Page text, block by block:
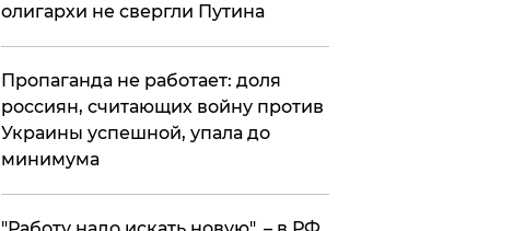
олигархи не свергли Путина
​Пропаганда не работает: доля
россиян, считающих войну против
Украины успешной, упала до
минимума